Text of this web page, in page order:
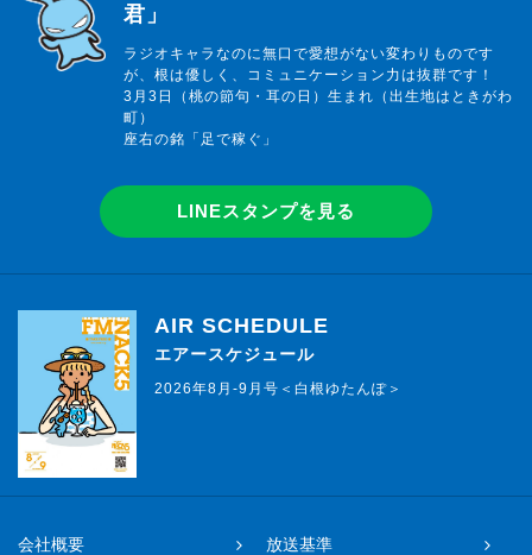
君」
ラジオキャラなのに無口で愛想がない変わりものです
が、根は優しく、コミュニケーション力は抜群です！
3月3日（桃の節句・耳の日）生まれ（出生地はときがわ
町）
座右の銘「足で稼ぐ」
LINEスタンプを見る
AIR SCHEDULE
エアースケジュール
2026年8月-9月号＜白根ゆたんぽ＞
会社概要 放送基準